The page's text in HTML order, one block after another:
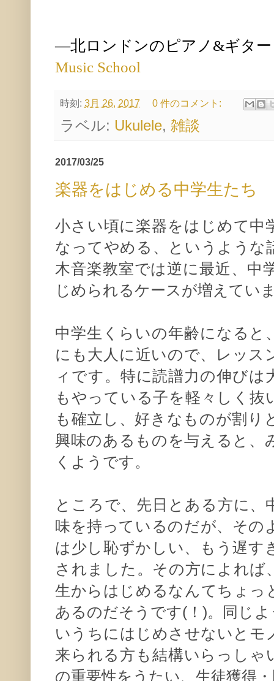
—北ロンドンの ピアノ&ギタ
Music School
時刻: 3月 26, 2017 0 件のコメント:
ラベル: Ukulele, 雑談
2017/03/25
楽器をはじめる中学生たち
小さい頃に楽器をはじめて中
なってやめる、というような
木音楽教室では逆に最近、中
じめられるケースが増えてい
中学生くらいの年齢になると
にも大人に近いので、レッス
ィです。特に読譜力の伸び
もやっている子を軽々しく抜
も確立し、好きなものが割り
興味のあるものを与えると、
くようです。
ところで、先日とある方に、
味を持っているのだが、その
は少し恥ずかしい、もう遅す
されました。その方によれば
生からはじめるなんてちょ
あるのだそうです(！)。同じ
いうちにはじめさせないとモ
来られる方も結構いらっしゃ
の重要性をうたい、生徒獲得